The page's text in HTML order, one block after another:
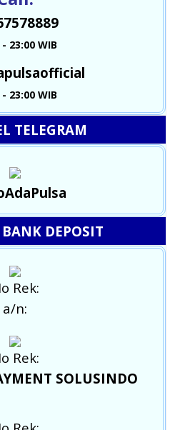
23:00 WIB
23:00 WIB
TELEGRAM
DEPOSIT
Rek:
a/n:
Rek:
SOLUSINDO